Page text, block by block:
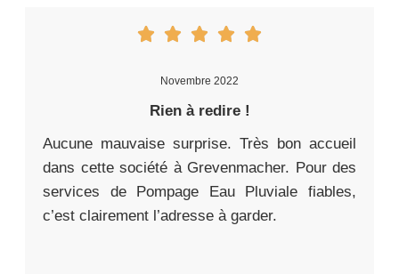
Novembre 2022
Rien à redire !
Aucune mauvaise surprise. Très bon accueil
dans cette société à Grevenmacher. Pour des
services de Pompage Eau Pluviale fiables,
c’est clairement l’adresse à garder.